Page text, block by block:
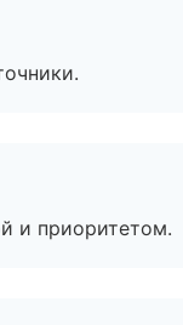
и приоритетом.